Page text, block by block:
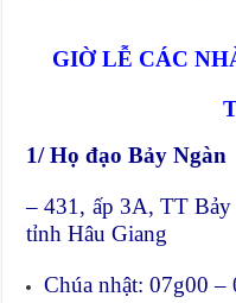
GIỜ LỄ CÁC
1/ Họ đạo Bảy Ngàn
– 431, ấp 3A, TT
tỉnh Hâu Giang
Chúa nhật: 07g00 –